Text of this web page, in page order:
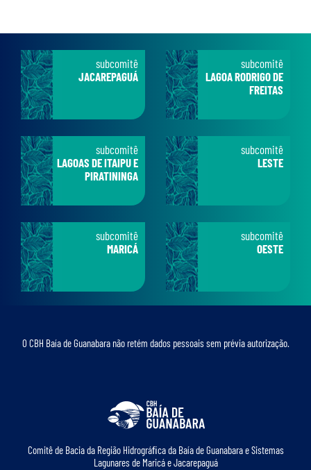
subcomitê
JACAREPAGUÁ
subcomitê
LAGOA RODRIGO DE
FREITAS
subcomitê
LAGOAS DE ITAIPU E
PIRATININGA
subcomitê
LESTE
subcomitê
MARICÁ
subcomitê
OESTE
O CBH Baía de Guanabara não retém dados pessoais sem prévia autorização.
Comitê de Bacia da Região Hidrográﬁca da Baía de Guanabara e Sistemas
Lagunares de Maricá e Jacarepaguá